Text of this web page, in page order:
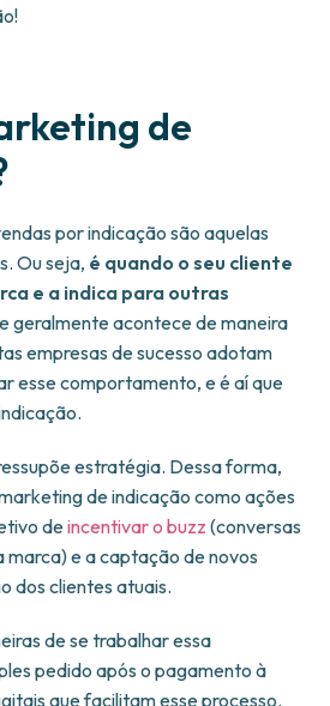
de
por indicação são aquelas
Ou seja, é quando o seu cliente
e a indica para outras
geralmente acontece de maneira
empresas de sucesso adotam
esse comportamento, e é aí que
estratégia. Dessa forma,
de indicação como ações
deincentivar o buzz (conversas
marca) e a captação de novos
dos clientes atuais.
de se trabalhar essa
pedido após o pagamento à
que facilitam esse processo.